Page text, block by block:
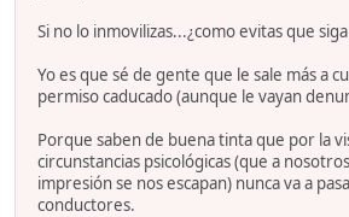
Si no lo inmovilizas...¿como evitas que
Yo es que sé de gente que le sale más a
permiso caducado (aunque le vayan
Porque saben de buena tinta que por la
circunstancias psicológicas (que a
impresión se nos escapan) nunca va a
conductores.